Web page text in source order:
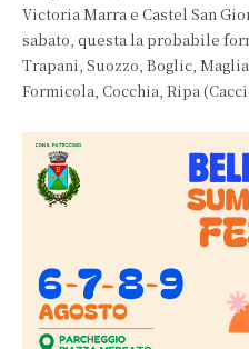
Victoria Marra e Castel San
sabato, questa la probabile
Trapani, Suozzo, Boglic,
Formicola, Cocchia, Ripa